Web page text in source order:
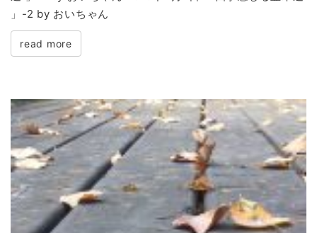
」-2 by おいちゃん
read more